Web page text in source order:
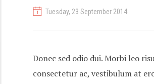
Tuesday, 23 September 2014
Donec sed odio dui. Morbi leo
consectetur ac, vestibulum at